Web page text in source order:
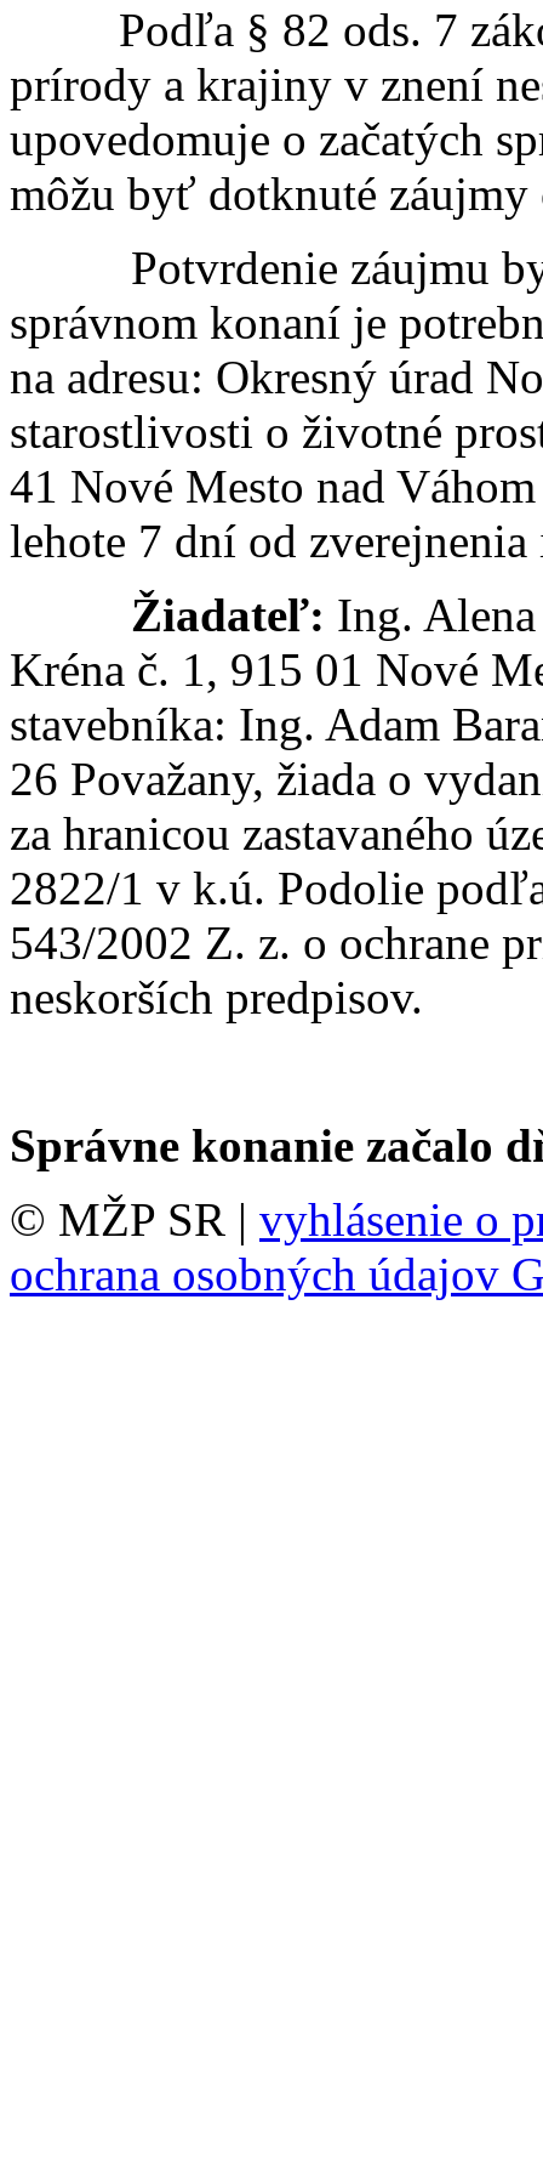
Podľa § 82 ods. 7
prírody a krajiny v znení
upovedomuje o začatých
môžu byť dotknuté
Potvrdenie záujmu byť
správnom konaní je
na adresu: Okresný úrad
starostlivosti o životné
41 Nové Mesto nad
lehote 7 dní od
Žiadateľ: Ing.
Kréna č. 1, 915 01 Nové
stavebníka: Ing. Adam
26 Považany, žiada o
za hranicou zastavaného
2822/1 v k.ú. Podolie
543/2002 Z. z. o ochrane
neskorších predpisov.
Správne konanie začalo
© MŽP SR | vyhlásenie o
ochrana osobných údajov